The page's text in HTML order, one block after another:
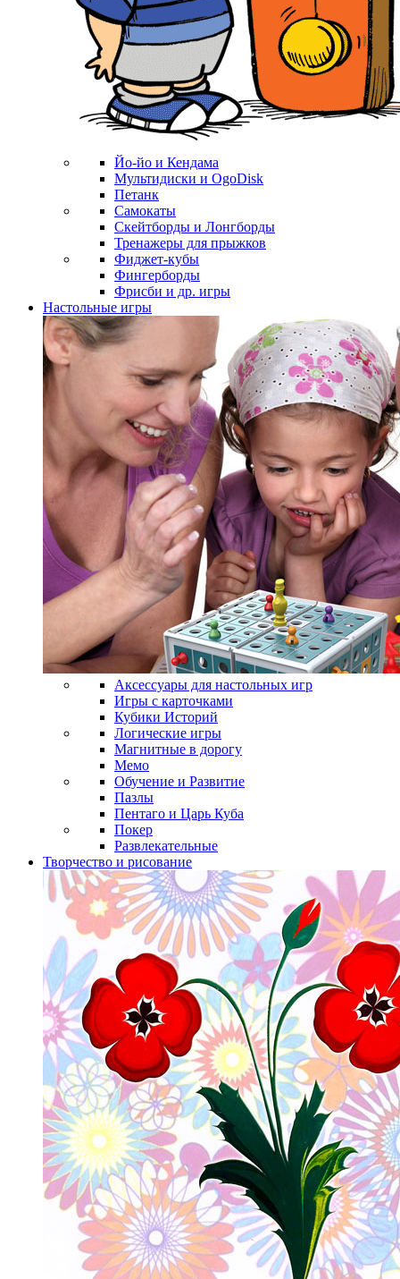
Йо-йо и Кендама
Мультидиски и OgoDisk
Петанк
Самокаты
Скейтборды и Лонгборды
Тренажеры для прыжков
Фиджет-кубы
Фингерборды
Фрисби и др. игры
Настольные игры
Аксессуары для настольных игр
Игры с карточками
Кубики Историй
Логические игры
Магнитные в дорогу
Мемо
Обучение и Развитие
Пазлы
Пентаго и Царь Куба
Покер
Развлекательные
Творчество и рисование